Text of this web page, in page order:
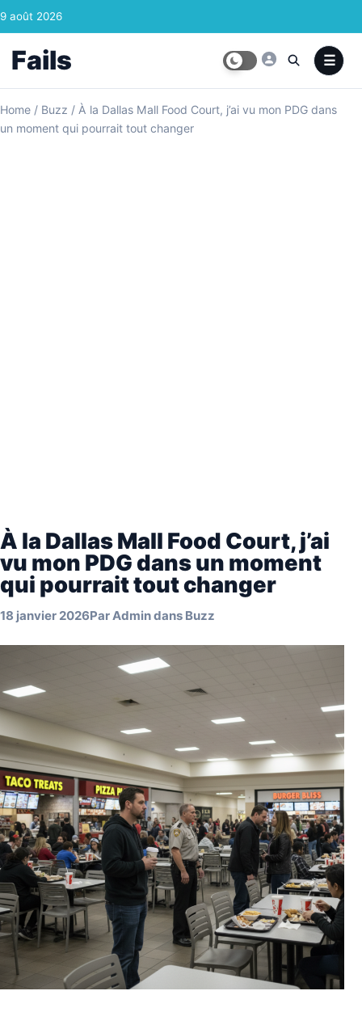
Skip to content
9 août 2026
Fails
Home / Buzz / À la Dallas Mall Food Court, j’ai vu mon PDG dans
un moment qui pourrait tout changer
À la Dallas Mall Food Court, j’ai
vu mon PDG dans un moment
qui pourrait tout changer
18 janvier 2026ParAdmindans Buzz